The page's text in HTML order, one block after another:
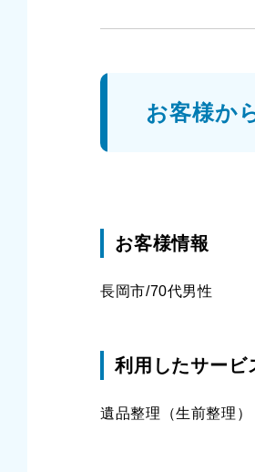
お客様か
お客様情報
長岡市/70代男性
利用したサービ
遺品整理（生前整理）